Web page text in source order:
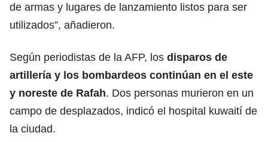
de armas y lugares de lanzamiento listos para ser
utilizados”, añadieron.
Según periodistas de la AFP, los disparos de
artillería y los bombardeos continúan en el este
y noreste de Rafah. Dos personas murieron en un
campo de desplazados, indicó el hospital kuwaití de
la ciudad.